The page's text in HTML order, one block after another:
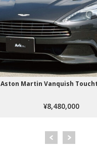
Aston Martin Vanquish
¥8,480,000